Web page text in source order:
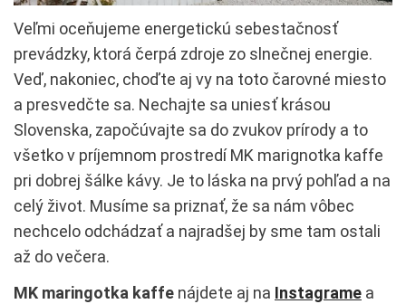
Veľmi oceňujeme energetickú sebestačnosť
prevádzky, ktorá čerpá zdroje zo slnečnej energie.
Veď, nakoniec, choďte aj vy na toto čarovné miesto
a presvedčte sa. Nechajte sa uniesť krásou
Slovenska, započúvajte sa do zvukov prírody a to
všetko v príjemnom prostredí MK marignotka kaffe
pri dobrej šálke kávy. Je to láska na prvý pohľad a na
celý život. Musíme sa priznať, že sa nám vôbec
nechcelo odchádzať a najradšej by sme tam ostali
až do večera.
MK maringotka kaffe nájdete aj na Instagrame a